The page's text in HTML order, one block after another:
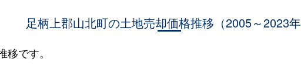
足柄上郡山北町の土地売却価格推移（2005～2023
です。